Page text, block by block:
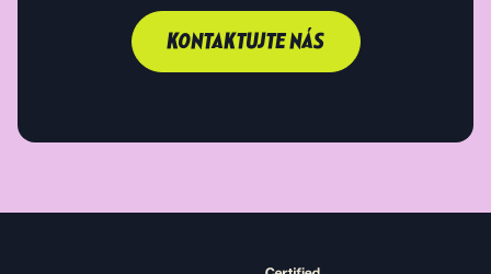
KONTAKTUJTE NÁS